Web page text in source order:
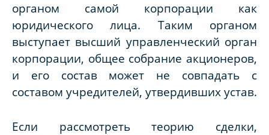
органом самой корпорации как
юридического лица. Таким органом
выступает высший управленческий орган
корпорации, общее собрание акционеров,
и его состав может не совпадать с
составом учредителей, утвердивших устав.
Если рассмотреть теорию сделки,